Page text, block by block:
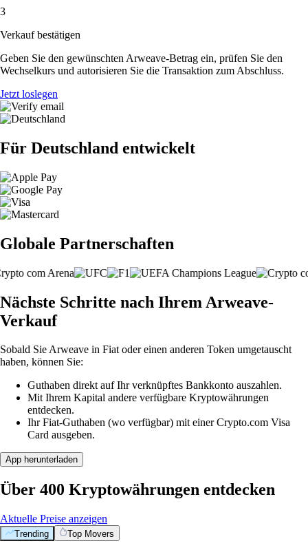
3
Verkauf bestätigen
Geben Sie den gewünschten Arweave-Betrag ein, prüfen Sie den
Wechselkurs und autorisieren Sie die Transaktion zum Abschluss.
Jetzt loslegen
Für Deutschland entwickelt
Globale Partnerschaften
Nächste Schritte nach Ihrem Arweave-
Verkauf
Sobald Sie Arweave in Fiat oder einen anderen Token umgetauscht
haben, können Sie:
Guthaben direkt auf Ihr verknüpftes Bankkonto auszahlen.
Mit Ihrem Kapital andere verfügbare Kryptowährungen
entdecken.
Ihr Fiat-Guthaben (wo verfügbar) mit einer Crypto.com Visa
Card ausgeben.
App herunterladen
Über 400 Kryptowährungen entdecken
Aktuelle Preise anzeigen
Trending Top Movers